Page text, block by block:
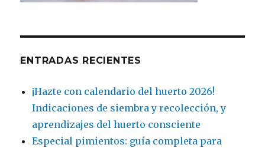
ENTRADAS RECIENTES
¡Hazte con calendario del huerto 2026!
Indicaciones de siembra y recolección, y
aprendizajes del huerto consciente
Especial pimientos: guía completa para